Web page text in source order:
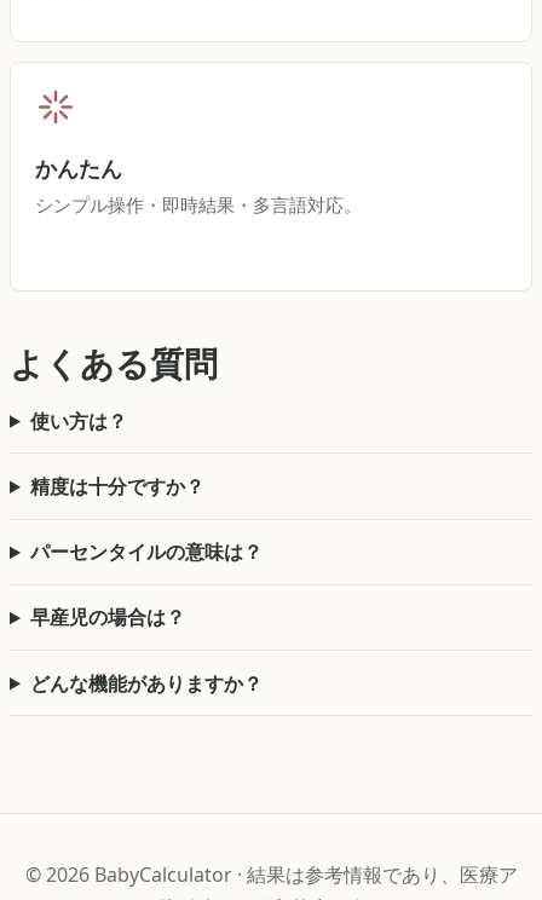
かんたん
シンプル操作・即時結果・多言語対応。
よくある質問
使い方は？
精度は十分ですか？
パーセンタイルの意味は？
早産児の場合は？
どんな機能がありますか？
©2026 BabyCalculator· 結果は参考情報であり、医療ア